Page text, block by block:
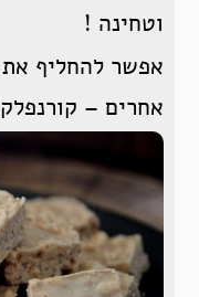
וטחינה !
אפשר להחליף את
אחרים –